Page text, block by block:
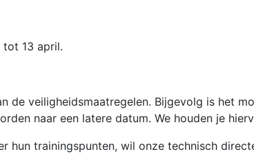
13 april.
de veiligheidsmaatregelen. Bijgevolg is het
naar een latere datum. We houden je
hun trainingspunten, wil onze technisch